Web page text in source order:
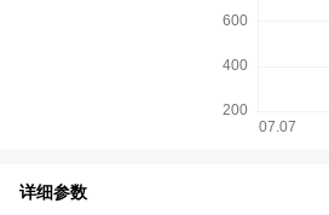
详细参数